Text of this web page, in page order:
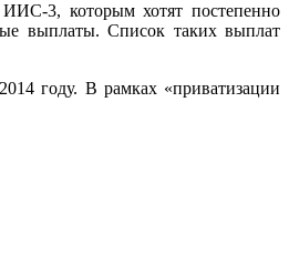
ИИС-3, которым хотят постепенно
выплаты. Список таких выплат
году. В рамках «приватизации